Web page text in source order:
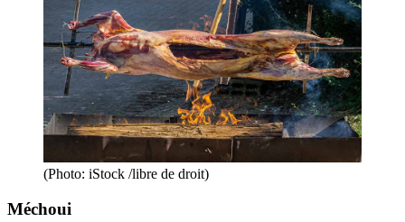
(Photo: iStock /libre de droit)
Méchoui